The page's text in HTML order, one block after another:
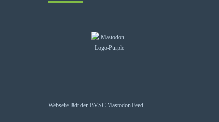
Webseite lädt den BVSC Mastodon Feed...